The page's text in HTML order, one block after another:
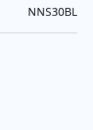
:NNS30BL